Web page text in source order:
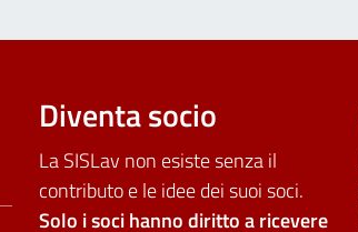
Diventa socio
La SISLav non esiste senza il
contributo e le idee dei suoi soci.
Solo i soci hanno diritto a ricevere